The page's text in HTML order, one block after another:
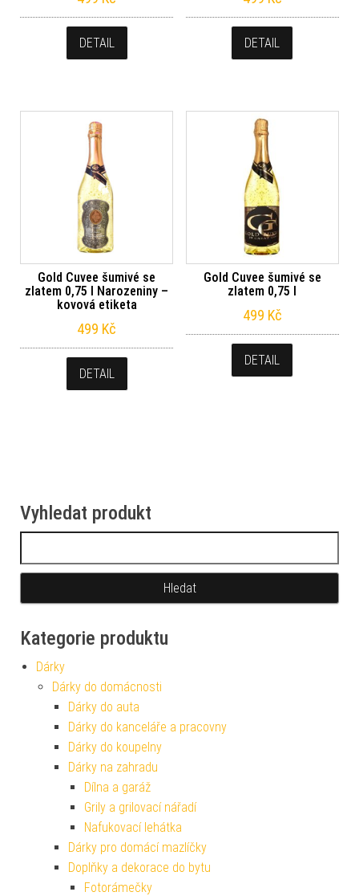
DETAIL DETAIL
Gold Cuvee šumivé se
zlatem 0,75 l Narozeniny –
kovová etiketa
499 Kč
DETAIL
Gold Cuvee šumivé se
zlatem 0,75 l
499 Kč
DETAIL
Vyhledat produkt
Kategorie produktu
Dárky
Dárky do domácnosti
Dárky do auta
Dárky do kanceláře a pracovny
Dárky do koupelny
Dárky na zahradu
Dílna a garáž
Grily a grilovací nářadí
Nafukovací lehátka
Dárky pro domácí mazlíčky
Doplňky a dekorace do bytu
Fotorámečky